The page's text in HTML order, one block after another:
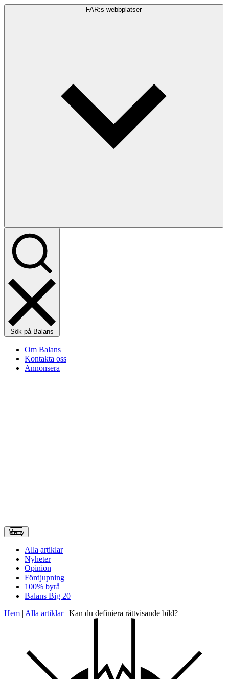
FAR:s webbplatser
Sök på Balans
Om Balans
Kontakta oss
Annonsera
Meny
Alla artiklar
Nyheter
Opinion
Fördjupning
100% byrå
Balans Big 20
Hem | Alla artiklar| Kan du definiera rättvisande bild?